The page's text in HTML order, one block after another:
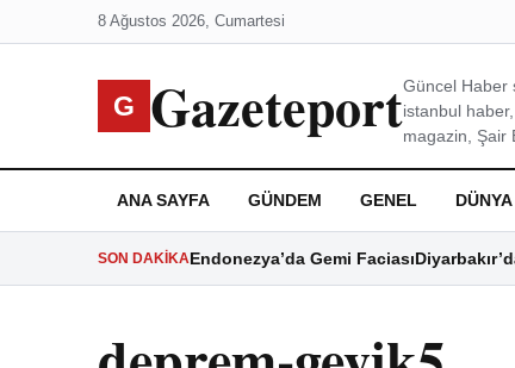
8 Ağustos 2026, Cumartesi
G GazeteportGüncel Haber
istanbul
magazin, Şair
ANA SAYFA GÜNDEM GENEL DÜNYA
SON DAKIKAEndonezya’da Gemi Faciası